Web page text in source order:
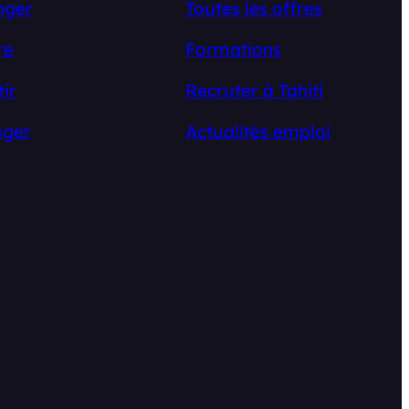
Toutes les offres
Formations
Recruter à Tahiti
Actualités emploi